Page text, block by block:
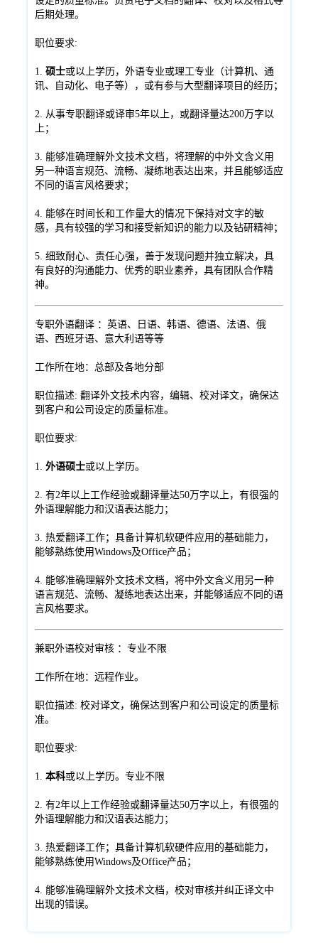
后期处理。
职位要求:
1. 硕士或以上学历，外语专业或理工专业（计算机、通
讯、自动化、电子等），或有参与大型翻译项目的经历；
2. 从事专职翻译或译审5年以上，或翻译量达200万字以
上；
3. 能够准确理解外文技术文档，将理解的中外文含义用
另一种语言规范、流畅、凝练地表达出来，并且能够适应
不同的语言风格要求；
4. 能够在时间长和工作量大的情况下保持对文字的敏
感，具有较强的学习和接受新知识的能力以及钻研精神；
5. 细致耐心、责任心强，善于发现问题并独立解决，具
有良好的沟通能力、优秀的职业素养，具有团队合作精
神。
专职外语翻译 ：英语、日语、韩语、德语、法语、俄
语、西班牙语、意大利语等等
工作所在地：总部及各地分部
职位描述: 翻译外文技术内容，编辑、校对译文，确保达
到客户和公司设定的质量标准。
职位要求:
1. 外语硕士或以上学历。
2. 有2年以上工作经验或翻译量达50万字以上，有很强的
外语理解能力和汉语表达能力；
3. 热爱翻译工作；具备计算机软硬件应用的基础能力，
能够熟练使用Windows及Office产品；
4. 能够准确理解外文技术文档，将中外文含义用另一种
语言规范、流畅、凝练地表达出来，并能够适应不同的语
言风格要求。
兼职外语校对审核 ：专业不限
工作所在地：远程作业。
职位描述: 校对译文，确保达到客户和公司设定的质量标
准。
职位要求:
1. 本科或以上学历。专业不限
2. 有2年以上工作经验或翻译量达50万字以上，有很强的
外语理解能力和汉语表达能力；
3. 热爱翻译工作；具备计算机软硬件应用的基础能力，
能够熟练使用Windows及Office产品；
4. 能够准确理解外文技术文档，校对审核并纠正译文中
出现的错误。